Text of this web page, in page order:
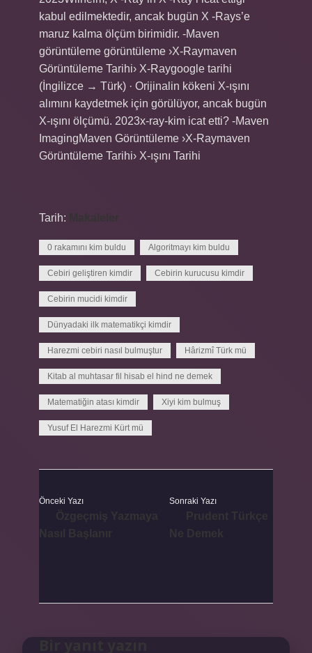
kabul edilmektedir, ancak bugün X -Rays’e
maruz kalma ölçüm birimidir. -Maven
görüntüleme görüntüleme ›X-Raymaven
Görüntüleme Tarihi› X-Raygoogle tarihi
(İngilizce → Türk) · Orijinalin kökeni X-ışını
alımını kaydetmek için görülüyor, ancak bugün
X-ışını ölçümü. 2023x-ray-kim icat etti? -Maven
ImagingMaven Görüntüleme ›X-Raymaven
Görüntüleme Tarihi› X-ışını Tarihi
Tarih:
0 rakamını kim buldu Algoritmayı kim buldu
Cebiri geliştiren kimdir Cebirin kurucusu kimdir
Cebirin mucidi kimdir
Dünyadaki ilk matematikçi kimdir
Harezmi cebiri nasıl bulmuştur Hârizmî Türk mü
Kitab al muhtasar fil hisab el hind ne demek
Matematiğin atası kimdir Xiyi kim bulmuş
Yusuf El Harezmi Kürt mü
Önceki Yazı Sonraki Yazı